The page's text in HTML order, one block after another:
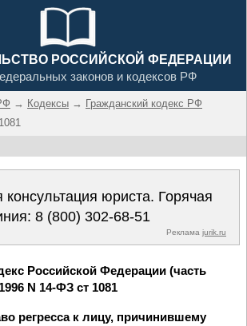
РОССИЙСКОЙ ФЕДЕРАЦИИ
законов и кодексов РФ
→ Кодексы → Гражданский кодекс РФ
консультация юриста. Горячая
8 (800) 302-68-51
Реклама jurik.ru
Российской Федерации (часть
N 14-ФЗ ст 1081
регресса к лицу, причинившему